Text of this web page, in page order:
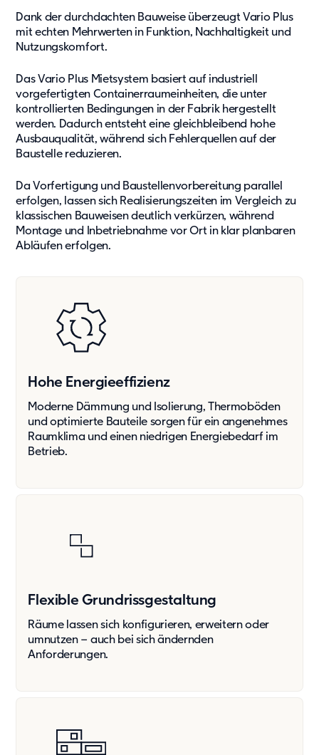
Referenzen
Fachartikel
Whitepaper
Insights
Über uns
Über Adapteo
Unser Ziel
Service
Presse&Medien
Kontakt
Karriere
Dank der durchdachten Bauweise überzeugt Vario Plus
mit echten Mehrwerten in Funktion, Nachhaltigkeit und
Nutzungskomfort.
Das Vario Plus Mietsystem basiert auf industriell
vorgefertigten Containerraumeinheiten, die unter
kontrollierten Bedingungen in der Fabrik hergestellt
werden. Dadurch entsteht eine gleichbleibend hohe
Ausbauqualität, während sich Fehlerquellen auf der
Baustelle reduzieren.
Da Vorfertigung und Baustellenvorbereitung parallel
erfolgen, lassen sich Realisierungszeiten im Vergleich zu
klassischen Bauweisen deutlich verkürzen, während
Montage und Inbetriebnahme vor Ort in klar planbaren
Abläufen erfolgen.
Hohe Energie­effizienz
Moderne Dämmung und Isolierung, Thermoböden
und optimierte Bauteile sorgen für ein angenehmes
Raumklima und einen niedrigen Energiebedarf im
Betrieb.
Flexible Grundriss­gestaltung
Räume lassen sich konfigurieren, erweitern oder
umnutzen – auch bei sich ändernden
Anforderungen.